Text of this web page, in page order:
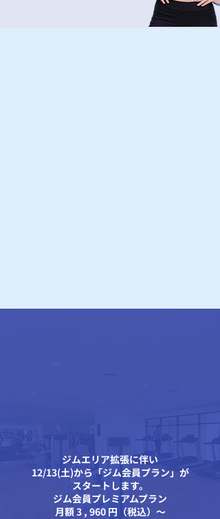
ジムエリア拡張に伴い
12/13(土)から 「ジム会員プラン」が
スタートします。
ジム会員プレミアムプラン
月額 3 , 960 円（税込）〜